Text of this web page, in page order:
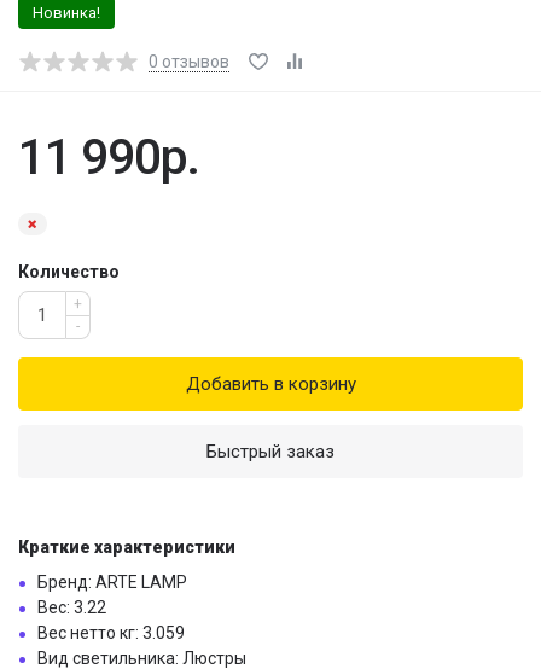
Новинка!
0 отзывов
11 990р.
Количество
+
-
Добавить в корзину
Быстрый заказ
Краткие характеристики
Бренд: ARTE LAMP
Вес: 3.22
Вес нетто кг: 3.059
Вид светильника: Люстры